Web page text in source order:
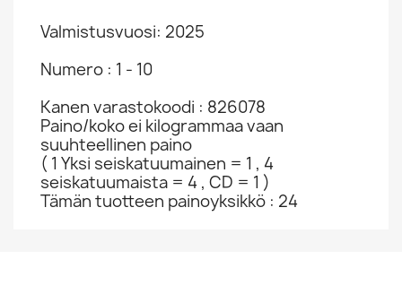
Valmistusvuosi: 2025
Numero : 1 - 10
Kanen varastokoodi : 826078
Paino/koko ei kilogrammaa vaan
suuhteellinen paino
( 1 Yksi seiskatuumainen = 1 , 4
seiskatuumaista = 4 , CD = 1 )
Tämän tuotteen painoyksikkö : 24